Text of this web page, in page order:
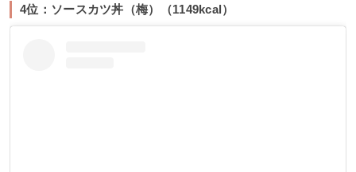
4位：ソースカツ丼（梅）（1149kcal）